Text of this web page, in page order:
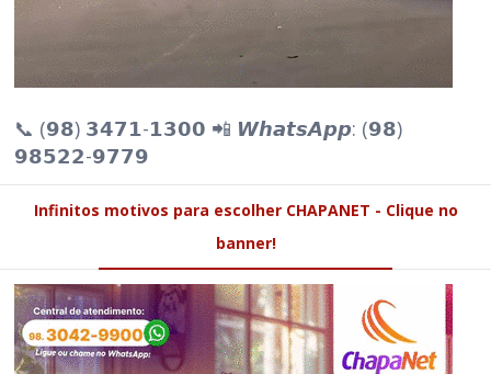
📞 (𝟵𝟴) 𝟯𝟰𝟳𝟭-𝟭𝟯𝟬𝟬 📲 𝙒𝙝𝙖𝙩𝙨𝘼𝙥𝙥: (𝟵𝟴)
𝟵𝟴𝟱𝟮𝟮-𝟵𝟳𝟳𝟵
Infinitos motivos para escolher CHAPANET - Clique no
banner!